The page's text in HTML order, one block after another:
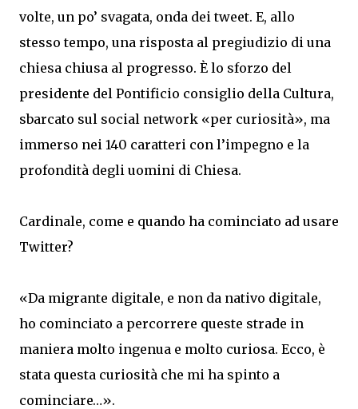
volte, un po’ svagata, onda dei tweet. E, allo
stesso tempo, una risposta al pregiudizio di una
chiesa chiusa al progresso. È lo sforzo del
presidente del Pontificio consiglio della Cultura,
sbarcato sul social network «per curiosità», ma
immerso nei 140 caratteri con l’impegno e la
profondità degli uomini di Chiesa.
Cardinale, come e quando ha cominciato ad usare
Twitter?
«Da migrante digitale, e non da nativo digitale,
ho cominciato a percorrere queste strade in
maniera molto ingenua e molto curiosa. Ecco, è
stata questa curiosità che mi ha spinto a
cominciare…».